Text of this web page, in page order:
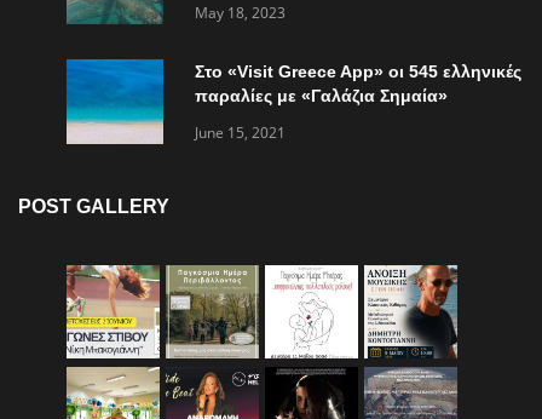
May 18, 2023
Στο «Visit Greece App» οι 545 ελληνικές
παραλίες με «Γαλάζια Σημαία»
June 15, 2021
POST GALLERY